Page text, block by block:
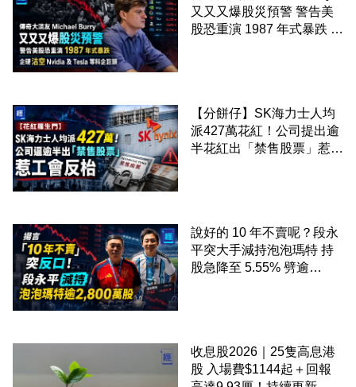
又又又爆股災預警 警告美
股恐重演 1987 年式暴跌 企
【分餅仔】SK海力士人均
派427萬花紅！公司提出逾
半花紅出「禁售股票」惹工
說好的 10 年不賣呢？段永
平突大手減持泡泡瑪特 持
股急降至 5.55% 劈逾
收息股2026｜25隻高息港
股 入場費$1144起＋回報